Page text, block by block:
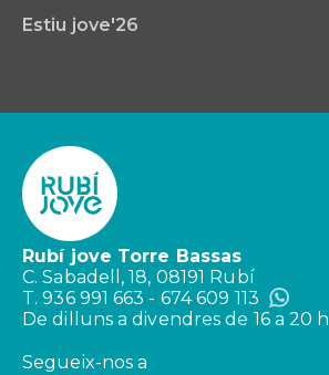
Estiu jove'26
Rubí jove Torre Bassas
C. Sabadell, 18, 08191 Rubí
T. 936 991 663 - 674 609 113
De dilluns a divendres de 16 a 20 h
Segueix-nos a